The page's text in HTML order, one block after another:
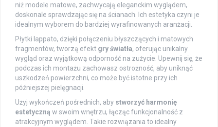
niż modele matowe, zachwycają eleganckim wyglądem,
doskonale sprawdzając się na ścianach. Ich estetyka czyni je
idealnym wyborem do bardziej wyrafinowanych aranżacji.
Płytki lappato, dzięki połączeniu błyszczących i matowych
fragmentów, tworzą efekt gry światła, oferując unikalny
wygląd oraz wyjątkową odporność na zużycie. Upewnij się, że
podczas ich montażu zachowasz ostrożność, aby uniknąć
uszkodzeń powierzchni, co może być istotne przy ich
późniejszej pielęgnacji.
Użyj wykończeń pośrednich, aby stworzyć harmonię
estetyczną w swoim wnętrzu, łącząc funkcjonalność z
atrakcyjnym wyglądem. Takie rozwiązania to idealny